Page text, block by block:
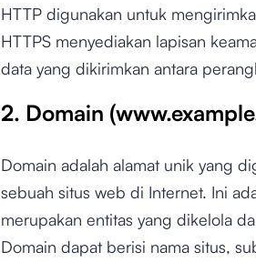
HTTP digunakan untuk
HTTPS menyediakan lapisan
data yang dikirimkan antara
2. Domain
Domain adalah alamat unik yang
sebuah situs web di Internet. Ini
merupakan entitas yang dikelola
Domain dapat berisi nama situs,